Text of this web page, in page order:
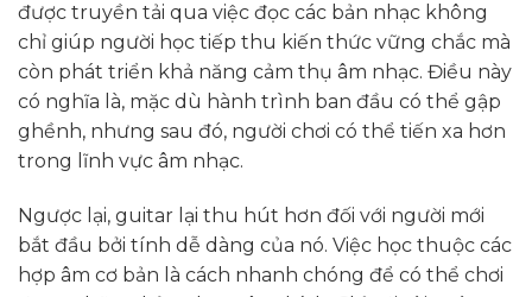
được truyền tải qua việc đọc các bản nhạc không
chỉ giúp người học tiếp thu kiến thức vững chắc mà
còn phát triển khả năng cảm thụ âm nhạc. Điều này
có nghĩa là, mặc dù hành trình ban đầu có thể gập
ghềnh, nhưng sau đó, người chơi có thể tiến xa hơn
trong lĩnh vực âm nhạc.
Ngược lại, guitar lại thu hút hơn đối với người mới
bắt đầu bởi tính dễ dàng của nó. Việc học thuộc các
hợp âm cơ bản là cách nhanh chóng để có thể chơi